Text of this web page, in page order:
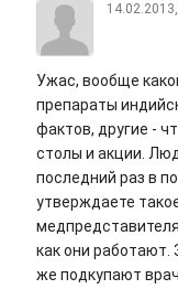
Ужас, вообще
препараты
фактов, другие -
столы и акции.
последний раз в
утверждаете
как они работают.
же подкупают